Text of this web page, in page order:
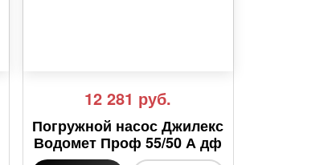
12 281 руб.
Погружной насос Джилекс
Водомет Проф 55/50 А дф